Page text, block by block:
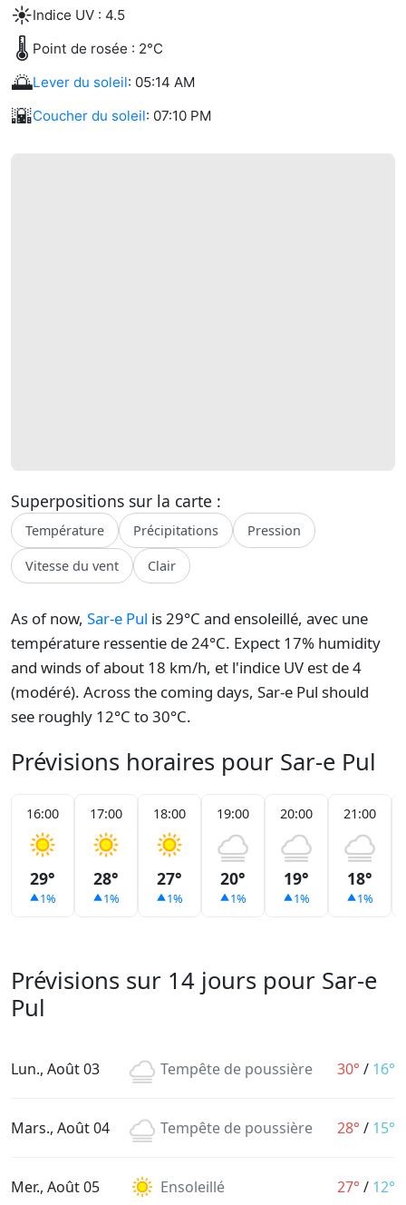
☀️Indice UV : 4.5
🌡️ Point de rosée : 2°C
🌅Lever du soleil: 05:14 AM
🌇Coucher du soleil: 07:10 PM
Superpositions sur la carte :
Température Précipitations Pression
Vitesse du vent Clair
As of now, Sar-e Pul is 29°C and ensoleillé, avec une
température ressentie de 24°C. Expect 17% humidity
and winds of about 18 km/h, et l'indice UV est de 4
(modéré). Across the coming days, Sar-e Pul should
see roughly 12°C to 30°C.
Prévisions horaires pour Sar-e Pul
16:00
29°
1%
17:00
28°
1%
18:00
27°
1%
19:00
20°
1%
20:00
19°
1%
21:00
18°
1%
Prévisions sur 14 jours pour Sar-e
Pul
Lun., Août 03 Tempête de poussière 30° / 16°
Mars., Août 04 Tempête de poussière 28° / 15°
Mer., Août 05 Ensoleillé 27° / 12°